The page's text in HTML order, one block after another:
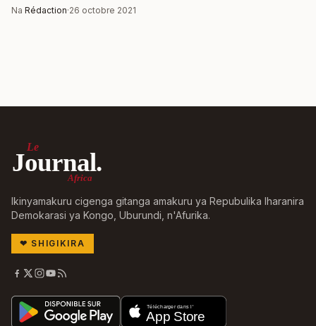
Na Rédaction·26 octobre 2021
Le
Journal.
Africa
Ikinyamakuru cigenga gitanga amakuru ya Repubulika Iharanira
Demokarasi ya Kongo, Uburundi, n'Afurika.
❤ SHIGIKIRA